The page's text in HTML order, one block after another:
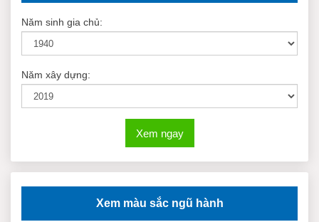
Năm sinh gia chủ:
Năm xây dựng:
Xem ngay
Xem màu sắc ngũ hành